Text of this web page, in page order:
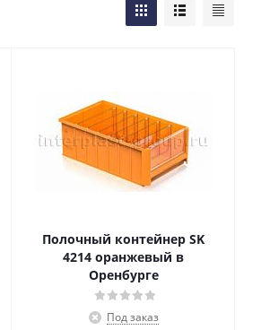
Полочный контейнер SK
4214 оранжевый в
Оренбурге
Под заказ